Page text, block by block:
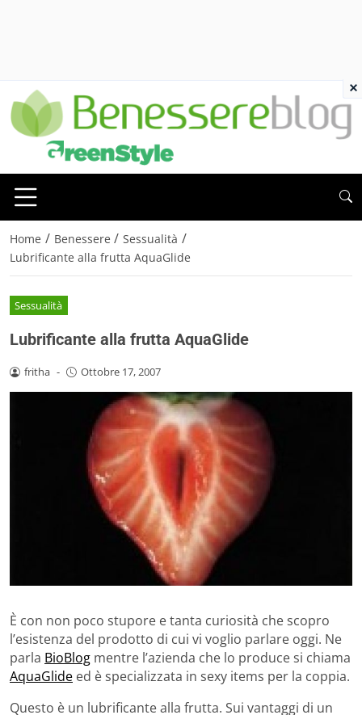
Home / Benessere / Sessualità /
Lubrificante alla frutta AquaGlide
Sessualità
Lubrificante alla frutta AquaGlide
fritha - Ottobre 17, 2007
È con non poco stupore e tanta curiosità che scopro
l’esistenza del prodotto di cui vi voglio parlare oggi. Ne
parla BioBlog mentre l’azienda che lo produce si chiama
AquaGlide ed è specializzata in sexy items per la coppia.
Questo è un lubrificante alla frutta. Sui vantaggi di un
×